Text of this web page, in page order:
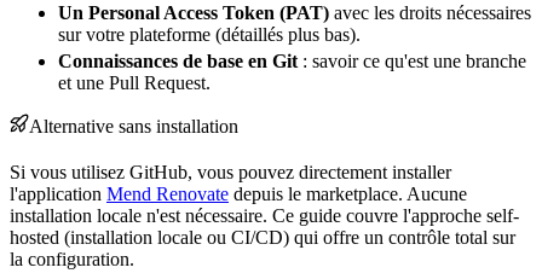
Un Personal Access Token (PAT) avec les droits nécessaires
sur votre plateforme (détaillés plus bas).
Connaissances de base en Git : savoir ce qu'est une branche
et une Pull Request.
Alternative sans installation
Si vous utilisez GitHub, vous pouvez directement installer
l'application Mend Renovate depuis le marketplace. Aucune
installation locale n'est nécessaire. Ce guide couvre l'approche self-
hosted (installation locale ou CI/CD) qui offre un contrôle total sur
la configuration.